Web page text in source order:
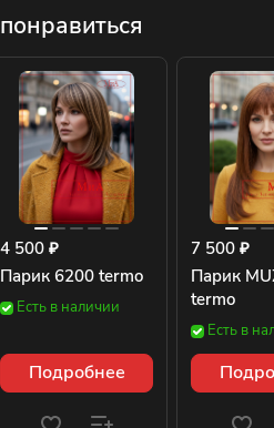
4 500 ₽
Парик 6200 termo
Есть в наличии
Подробнее
7 500 ₽
Парик
termo
Есть в